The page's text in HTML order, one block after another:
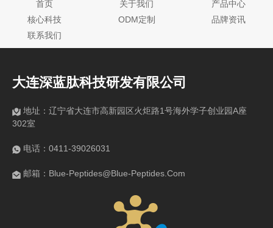
首页 关于我们
产品中心
核心科技
ODM定制
品牌资讯
联系我们
大连深蓝肽科技研发有限公司
地址：辽宁省大连市高新园区火炬路1号海外学子创业园A座
302室
电话：0411-39026031
邮箱：Blue-Peptides@Blue-Peptides.Com